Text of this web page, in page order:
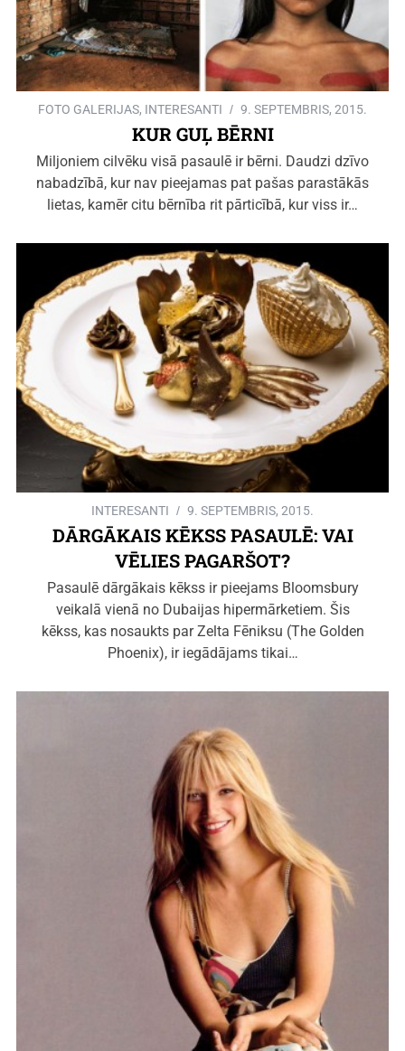
FOTO GALERIJAS, INTERESANTI 9. SEPTEMBRIS, 2015.
KUR GUĻ BĒRNI
Miljoniem cilvēku visā pasaulē ir bērni. Daudzi dzīvo
nabadzībā, kur nav pieejamas pat pašas parastākās
lietas, kamēr citu bērnība rit pārticībā, kur viss ir…
INTERESANTI 9. SEPTEMBRIS, 2015.
DĀRGĀKAIS KĒKSS PASAULĒ: VAI
VĒLIES PAGARŠOT?
Pasaulē dārgākais kēkss ir pieejams Bloomsbury
veikalā vienā no Dubaijas hipermārketiem. Šis
kēkss, kas nosaukts par Zelta Fēniksu (The Golden
Phoenix), ir iegādājams tikai…